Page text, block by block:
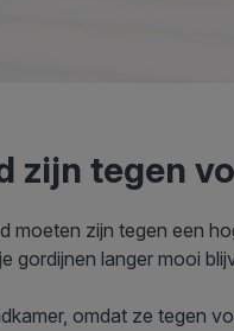
zijn tegen
moeten zijn tegen een
gordijnen langer mooi
omdat ze tegen